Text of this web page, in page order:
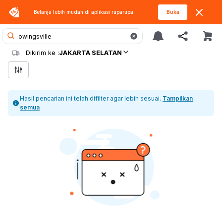
Belanja lebih mudah di aplikasi ruparupa Buka
Dikirim ke :JAKARTA SELATAN
Hasil pencarian ini telah difilter agar lebih sesuai. Tampilkan
semua